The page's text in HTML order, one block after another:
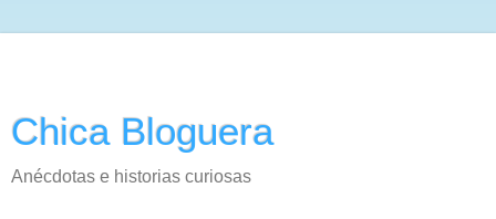
Chica Bloguera
Anécdotas e historias curiosas